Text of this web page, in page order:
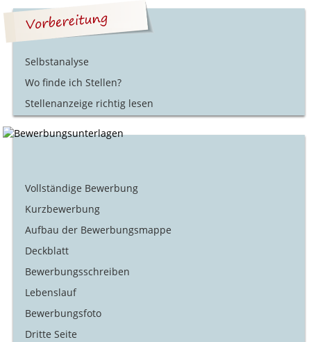
Selbstanalyse
Wo finde ich Stellen?
Stellenanzeige richtig lesen
Vollständige Bewerbung
Kurzbewerbung
Aufbau der Bewerbungsmappe
Deckblatt
Bewerbungsschreiben
Lebenslauf
Bewerbungsfoto
Dritte Seite